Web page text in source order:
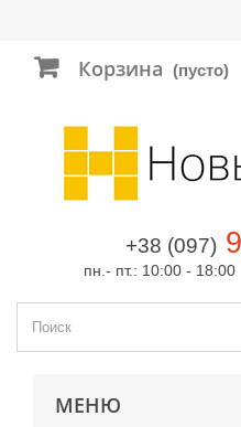
Корзина (пусто)
+38 (097)
пн.- пт.: 10:00 -
МЕНЮ